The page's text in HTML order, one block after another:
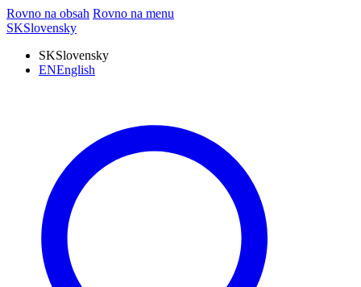
Rovno na obsah Rovno na menu
SKSlovensky
SKSlovensky
ENEnglish